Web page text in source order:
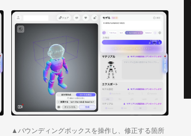
▲バウンディングボックスを操作し、修正する箇所